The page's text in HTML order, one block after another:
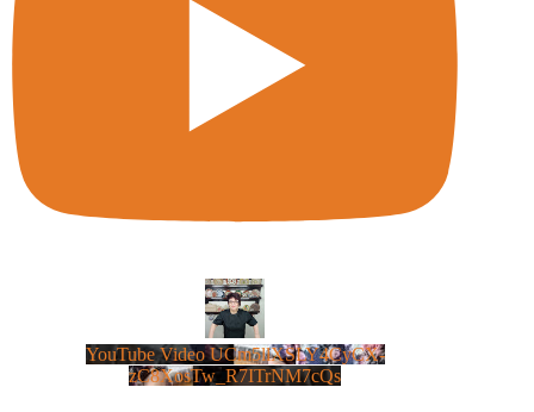
YouTube Video UCm5llXSLY4CyCX-
zC8XosTw_R7ITrNM7cQs